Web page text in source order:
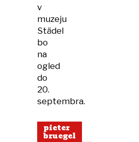
v
muzeju
Städel
bo
na
ogled
do
20.
septembra.
pieter
bruegel